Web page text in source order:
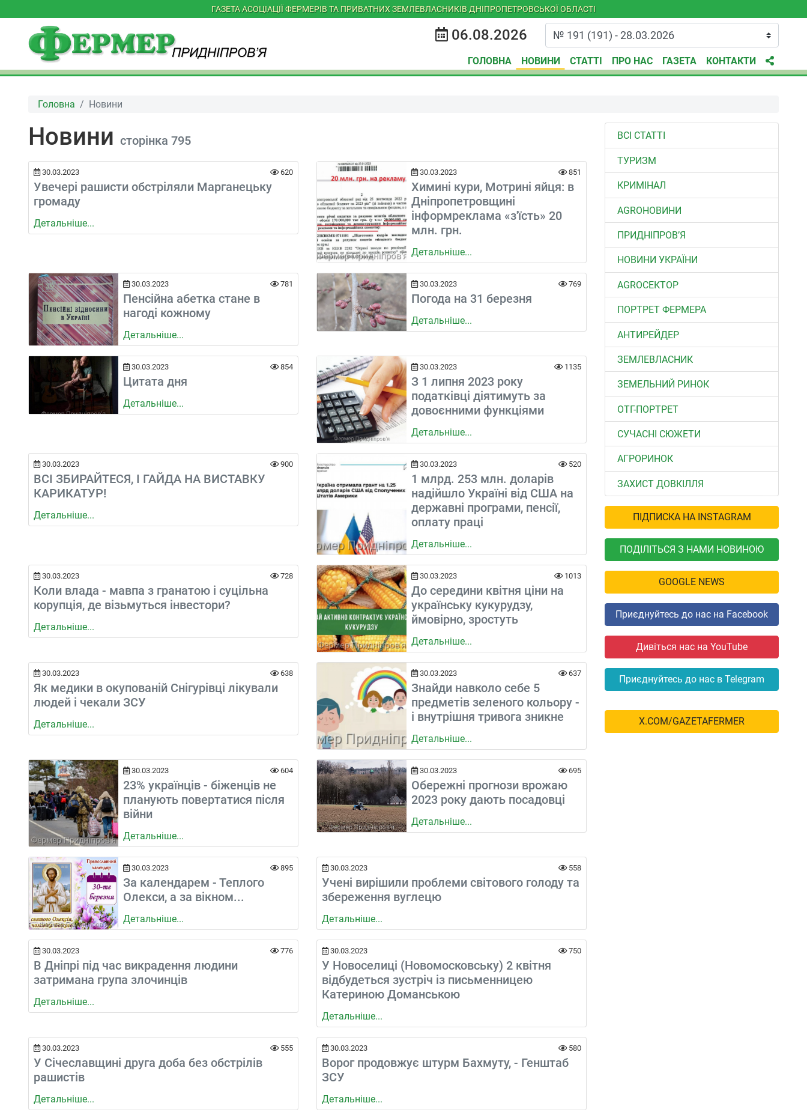
ГАЗЕТА АСОЦІАЦІЇ ФЕРМЕРІВ ТА ПРИВАТНИХ ЗЕМЛЕВЛАСНИКІВ ДНІПРОПЕТРОВСЬКОЇ ОБЛАСТІ
06.08.2026
ГОЛОВНА НОВИНИ СТАТТІ ПРО НАС ГАЗЕТА КОНТАКТИ
Головна Новини
Новини сторінка 795
30.03.2023 620
Увечері рашисти обстріляли Марганецьку
громаду
Детальніше...
30.03.2023 851
Химині кури, Мотрині яйця: в
Дніпропетровщині
інформреклама «з'їсть» 20
млн. грн.
Детальніше...
30.03.2023 781
Пенсійна абетка стане в
нагоді кожному
Детальніше...
30.03.2023 769
Погода на 31 березня
Детальніше...
30.03.2023 854
Цитата дня
Детальніше...
30.03.2023 1135
З 1 липня 2023 року
податківці діятимуть за
довоєнними функціями
Детальніше...
30.03.2023 900
ВСІ ЗБИРАЙТЕСЯ, І ГАЙДА НА ВИСТАВКУ
КАРИКАТУР!
Детальніше...
30.03.2023 520
1 млрд. 253 млн. доларів
надійшло Україні від США на
державні програми, пенсії,
оплату праці
Детальніше...
30.03.2023 728
Коли влада - мавпа з гранатою і суцільна
корупція, де візьмуться інвестори?
Детальніше...
30.03.2023 1013
До середини квітня ціни на
українську кукурудзу,
ймовірно, зростуть
Детальніше...
30.03.2023 638
Як медики в окупованій Снігурівці лікували
людей і чекали ЗСУ
Детальніше...
30.03.2023 637
Знайди навколо себе 5
предметів зеленого кольору -
і внутрішня тривога зникне
Детальніше...
30.03.2023 604
23% українців - біженців не
планують повертатися після
війни
Детальніше...
30.03.2023 695
Обережні прогнози врожаю
2023 року дають посадовці
Детальніше...
30.03.2023 895
За календарем - Теплого
Олекси, а за вікном...
Детальніше...
30.03.2023 558
Учені вирішили проблеми світового голоду та
збереження вуглецю
Детальніше...
30.03.2023 776
В Дніпрі під час викрадення людини
затримана група злочинців
Детальніше...
30.03.2023 750
У Новоселиці (Новомосковську) 2 квітня
відбудеться зустріч із письменницею
Катериною Доманською
Детальніше...
30.03.2023 555
У Січеславщині друга доба без обстрілів
рашистів
Детальніше...
30.03.2023 580
Ворог продовжує штурм Бахмуту, - Генштаб
ЗСУ
Детальніше...
ВСІ СТАТТІ
ТУРИЗМ
КРИМІНАЛ
AGROНОВИНИ
ПРИДНІПРОВ’Я
НОВИНИ УКРАЇНИ
АGROСЕКТОР
ПОРТРЕТ ФЕРМЕРА
АНТИРЕЙДЕР
ЗЕМЛЕВЛАСНИК
ЗЕМЕЛЬНИЙ РИНОК
ОТГ-ПОРТРЕТ
СУЧАСНІ СЮЖЕТИ
АГРОРИНОК
ЗАХИСТ ДОВКІЛЛЯ
ПІДПИСКА НА INSTAGRAM
ПОДІЛІТЬСЯ З НАМИ НОВИНОЮ
GOOGLE NEWS
Приєднуйтесь до нас на Facebook
Дивіться нас на YouTube
Приєднуйтесь до нас в Telegram
X.COM/GAZETAFERMER